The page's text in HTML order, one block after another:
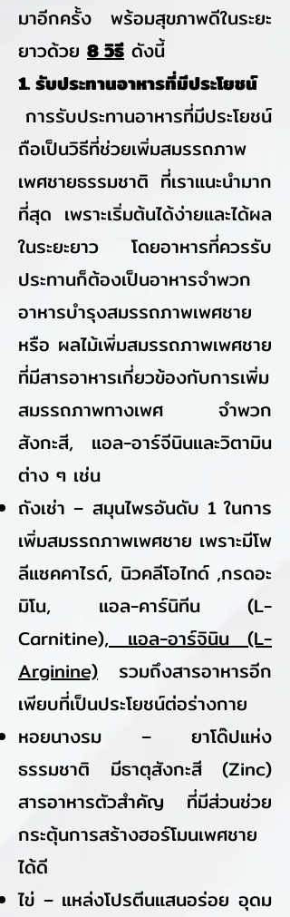
มาอีกครั้ง พร้อมสุขภาพดีในระยะ
ยาวด้วย 8 วิธี ดังนี้
1. รับประทานอาหารที่มีประโยชน์
การรับประทานอาหารที่มีประโยชน์
ถือเป็นวิธีที่ช่วยเพิ่มสมรรถภาพ
เพศชายธรรมชาติ ที่เราแนะนำมาก
ที่สุด เพราะเริ่มต้นได้ง่ายและได้ผล
ในระยะยาว โดยอาหารที่ควรรับ
ประทานก็ต้องเป็นอาหารจำพวก
อาหารบํารุงสมรรถภาพเพศชาย
หรือ ผลไม้เพิ่มสมรรถภาพเพศชาย
ที่มีสารอาหารเกี่ยวข้องกับการเพิ่ม
สมรรถภาพทางเพศ จำพวก
สังกะสี, แอล-อาร์จีนินและวิตามิน
ต่าง ๆ เช่น
ถังเช่า – สมุนไพรอันดับ 1 ในการ
เพิ่มสมรรถภาพเพศชาย เพราะมีโพ
ลีแซคคาไรด์, นิวคลีโอไทด์ ,กรดอะ
มิโน, แอล-คาร์นิทีน (L-
Carnitine), แอล-อาร์จินิน (L-
Arginine) รวมถึงสารอาหารอีก
เพียบที่เป็นประโยชน์ต่อร่างกาย
หอยนางรม – ยาโด๊ปแห่ง
ธรรมชาติ มีธาตุสังกะสี (Zinc)
สารอาหารตัวสำคัญ ที่มีส่วนช่วย
กระตุ้นการสร้างฮอร์โมนเพศชาย
ได้ดี
ไข่ – แหล่งโปรตีนแสนอร่อย อุดม